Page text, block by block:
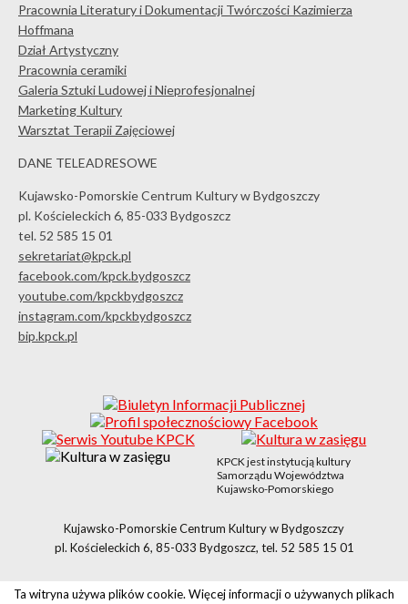
Pracownia Literatury i Dokumentacji Twórczości Kazimierza
Hoffmana
Dział Artystyczny
Pracownia ceramiki
Galeria Sztuki Ludowej i Nieprofesjonalnej
Marketing Kultury
Warsztat Terapii Zajęciowej
DANE TELEADRESOWE
Kujawsko-Pomorskie Centrum Kultury w Bydgoszczy
pl. Kościeleckich 6, 85-033 Bydgoszcz
tel. 52 585 15 01
sekretariat@kpck.pl
facebook.com/kpck.bydgoszcz
youtube.com/kpckbydgoszcz
instagram.com/kpckbydgoszcz
bip.kpck.pl
KPCK jest instytucją kultury
Samorządu Województwa
Kujawsko-Pomorskiego
Kujawsko-Pomorskie Centrum Kultury w Bydgoszczy
pl. Kościeleckich 6, 85-033 Bydgoszcz, tel. 52 585 15 01
Ta witryna używa plików cookie. Więcej informacji o używanych plikach